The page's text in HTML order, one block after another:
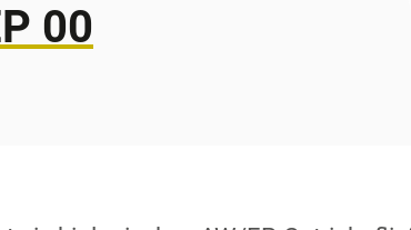
00